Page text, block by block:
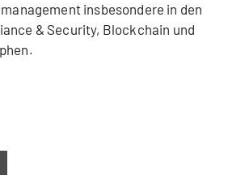
insbesondere in den
& Security, Blockchain und